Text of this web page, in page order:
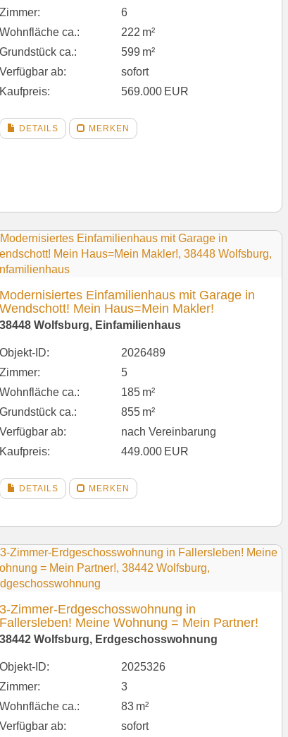
Zimmer:
6
Wohnfläche ca.:
222 m²
Grund­stück ca.:
599 m²
Verfügbar ab:
sofort
Kaufpreis:
569.000 EUR
DETAILS MERKEN
Modernisiertes Einfamilienhaus mit Garage in
Wendschott! Mein Haus=Mein Makler!
38448 Wolfsburg, Einfamilienhaus
Objekt-ID:
2026489
Zimmer:
5
Wohnfläche ca.:
185 m²
Grund­stück ca.:
855 m²
Verfügbar ab:
nach Vereinbarung
Kaufpreis:
449.000 EUR
DETAILS MERKEN
3-Zimmer-Erdgeschosswohnung in
Fallersleben! Meine Wohnung = Mein Partner!
38442 Wolfsburg, Erdgeschosswohnung
Objekt-ID:
2025326
Zimmer:
3
Wohnfläche ca.:
83 m²
Verfügbar ab:
sofort